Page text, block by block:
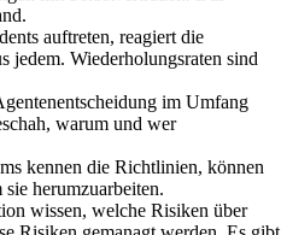
auftreten, reagiert die
jedem. Wiederholungsraten sind
im Umfang
warum und wer
kennen die Richtlinien, können
herumzuarbeiten.
wissen, welche Risiken über